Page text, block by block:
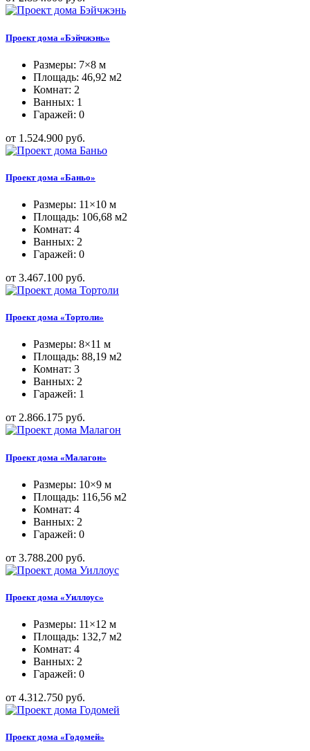
Проект дома «Бэйчжэнь»
Размеры: 7×8 м
Площадь: 46,92 м2
Комнат: 2
Ванных: 1
Гаражей: 0
от 1.524.900 руб.
Проект дома «Баньо»
Размеры: 11×10 м
Площадь: 106,68 м2
Комнат: 4
Ванных: 2
Гаражей: 0
от 3.467.100 руб.
Проект дома «Тортоли»
Размеры: 8×11 м
Площадь: 88,19 м2
Комнат: 3
Ванных: 2
Гаражей: 1
от 2.866.175 руб.
Проект дома «Малагон»
Размеры: 10×9 м
Площадь: 116,56 м2
Комнат: 4
Ванных: 2
Гаражей: 0
от 3.788.200 руб.
Проект дома «Уиллоус»
Размеры: 11×12 м
Площадь: 132,7 м2
Комнат: 4
Ванных: 2
Гаражей: 0
от 4.312.750 руб.
Проект дома «Годомей»